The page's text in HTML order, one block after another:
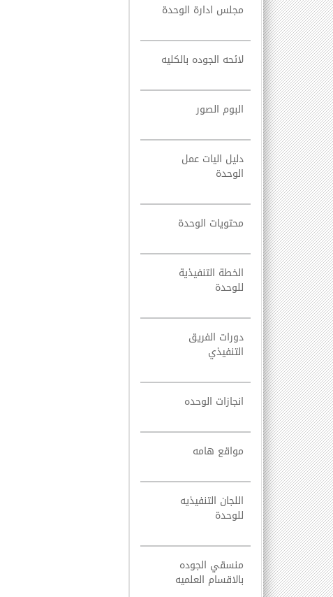
مجلس ادارة الوحدة
لائحه الجوده بالكليه
البوم الصور
دليل اليات عمل
الوحدة
محتويات الوحدة
الخطة التنفيذية
للوحدة
دورات الفريق
التنفيذي
انجازات الوحده
مواقع هامه
اللجان التنفيذيه
للوحدة
منسقي الجوده
بالاقسام العلميه